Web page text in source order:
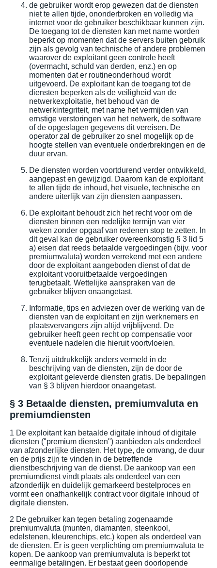
de gebruiker wordt erop gewezen dat de diensten
niet te allen tijde, ononderbroken en volledig via
internet voor de gebruiker beschikbaar kunnen zijn.
De toegang tot de diensten kan met name worden
beperkt op momenten dat de servers buiten gebruik
zijn als gevolg van technische of andere problemen
waarover de exploitant geen controle heeft
(overmacht, schuld van derden, enz.) en op
momenten dat er routineonderhoud wordt
uitgevoerd. De exploitant kan de toegang tot de
diensten beperken als de veiligheid van de
netwerkexploitatie, het behoud van de
netwerkintegriteit, met name het vermijden van
ernstige verstoringen van het netwerk, de software
of de opgeslagen gegevens dit vereisen. De
operator zal de gebruiker zo snel mogelijk op de
hoogte stellen van eventuele onderbrekingen en de
duur ervan.
De diensten worden voortdurend verder ontwikkeld,
aangepast en gewijzigd. Daarom kan de exploitant
te allen tijde de inhoud, het visuele, technische en
andere uiterlijk van zijn diensten aanpassen.
De exploitant behoudt zich het recht voor om de
diensten binnen een redelijke termijn van vier
weken zonder opgaaf van redenen stop te zetten. In
dit geval kan de gebruiker overeenkomstig § 3 lid 5
a) eisen dat reeds betaalde vergoedingen (bijv. voor
premiumvaluta) worden verrekend met een andere
door de exploitant aangeboden dienst of dat de
exploitant vooruitbetaalde vergoedingen
terugbetaalt. Wettelijke aanspraken van de
gebruiker blijven onaangetast.
Informatie, tips en adviezen over de werking van de
diensten van de exploitant en zijn werknemers en
plaatsvervangers zijn altijd vrijblijvend. De
gebruiker heeft geen recht op compensatie voor
eventuele nadelen die hieruit voortvloeien.
Tenzij uitdrukkelijk anders vermeld in de
beschrijving van de diensten, zijn de door de
exploitant geleverde diensten gratis. De bepalingen
van § 3 blijven hierdoor onaangetast.
§ 3 Betaalde diensten, premiumvaluta en
premiumdiensten
1 De exploitant kan betaalde digitale inhoud of digitale
diensten ("premium diensten") aanbieden als onderdeel
van afzonderlijke diensten. Het type, de omvang, de duur
en de prijs zijn te vinden in de betreffende
dienstbeschrijving van de dienst. De aankoop van een
premiumdienst vindt plaats als onderdeel van een
afzonderlijk en duidelijk gemarkeerd bestelproces en
vormt een onafhankelijk contract voor digitale inhoud of
digitale diensten.
2 De gebruiker kan tegen betaling zogenaamde
premiumvaluta (munten, diamanten, steenkool,
edelstenen, kleurenchips, etc.) kopen als onderdeel van
de diensten. Er is geen verplichting om premiumvaluta te
kopen. De aankoop van premiumvaluta is beperkt tot
eenmalige betalingen. Er bestaat geen doorlopende